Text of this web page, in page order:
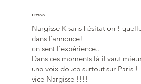
ness
Nargisse K sans hésitation !
dans l’annonce!
on sent l’expèrience..
Dans ces moments là il vaut
une voix douce surtout sur Paris !
vice Nargisse !!!!